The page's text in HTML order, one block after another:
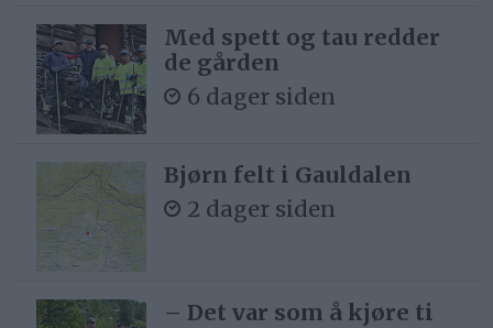
Med spett og tau redder
de gården
6 dager siden
Bjørn felt i Gauldalen
2 dager siden
– Det var som å kjøre ti